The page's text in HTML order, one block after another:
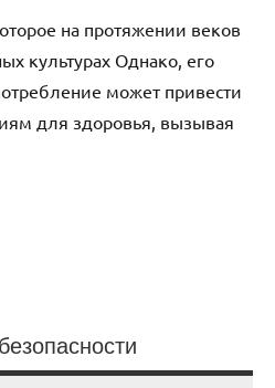
на протяжении веков
культурах Однако, его
может привести
для здоровья, вызывая